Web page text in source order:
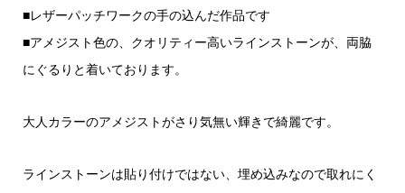
■レザーパッチワークの手の込んだ作品です
■アメジスト色の、クオリティー高いラインストーンが、両脇
にぐるりと着いております。
大人カラーのアメジストがさり気無い輝きで綺麗です。
ラインストーンは貼り付けではない、埋め込みなので取れにく